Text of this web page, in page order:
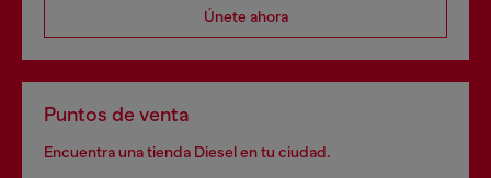
Únete ahora
Puntos de venta
Encuentra una tienda Diesel en tu ciudad.